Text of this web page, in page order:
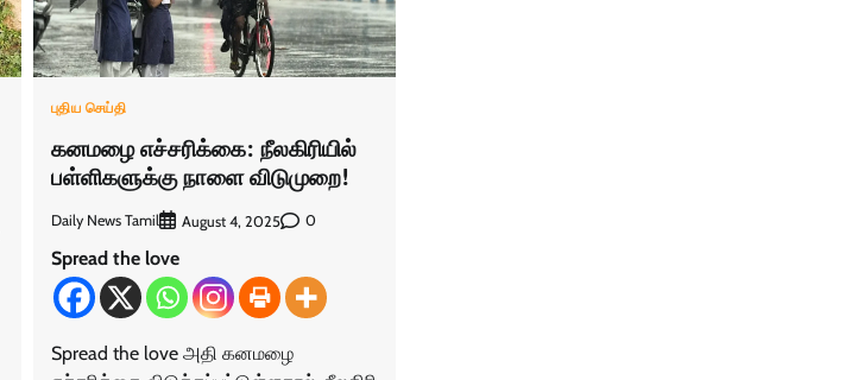
புதிய செய்தி
கனமழை எச்சரிக்கை: நீலகிரியில்
பள்ளிகளுக்கு நாளை விடுமுறை!
Daily News Tamil August 4, 2025 0
Spread the love
Spread the love அதி கனமழை